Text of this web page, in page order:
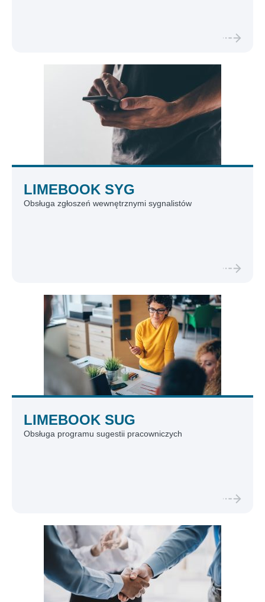
LIMEBOOK SYG
Obsługa zgłoszeń wewnętrznymi sygnalistów
LIMEBOOK SUG
Obsługa programu sugestii pracowniczych